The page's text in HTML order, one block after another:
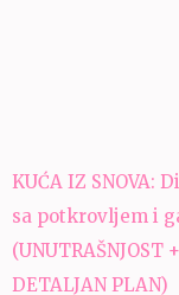
Navigacija
članaka
KUĆA IZ SNOVA:
sa potkrovljem i
(UNUTRAŠNJOST +
DETALJAN PLAN)